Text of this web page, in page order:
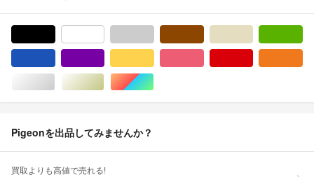
シルバー/銀色系ゴールド/金色系マルチカラー
Pigeonを出品してみませんか？
買取よりも高値で売れる!